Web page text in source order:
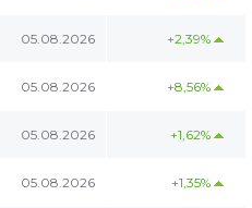
05.08.2026 +2,39%
05.08.2026 +8,56%
05.08.2026 +1,62%
05.08.2026 +1,35%